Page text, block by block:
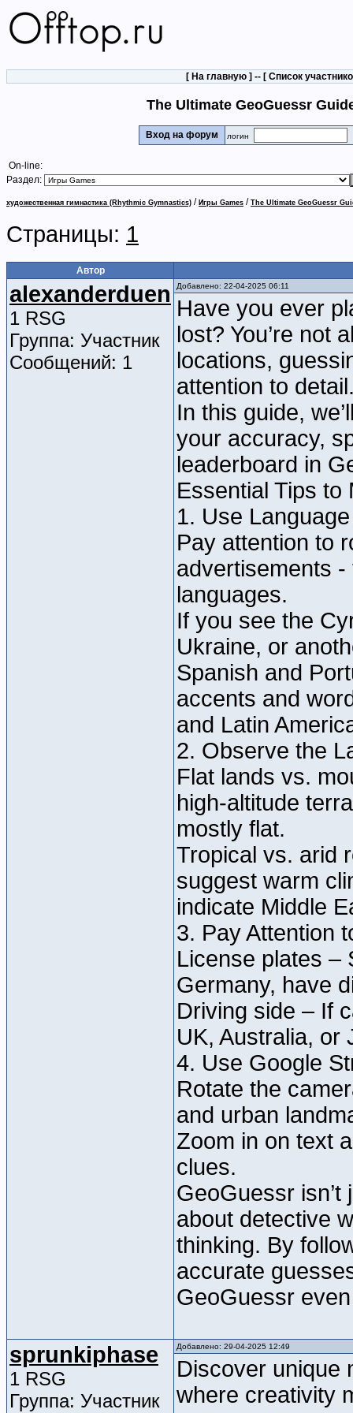
[ На главную ] -- [ Список
The Ultimate GeoGuessr
Вход на форум логин
On-line:
Раздел:
художественная гимнастика (Rhythmic Gymnastics) / Игры Games / The Ultimate GeoGuessr
Страницы: 1
Автор
alexanderduen
1 RSG
Группа: Участник
Сообщений: 1
Добавлено: 22-04-2025 06:11
Have you ever
lost? You’re not
locations,
attention to
In this guide,
your accuracy,
leaderboard in
Essential Tips
1. Use
Pay attention to
advertisements
languages.
If you see the
Ukraine, or
Spanish and
accents and
and Latin
2. Observe the
Flat lands vs.
high-altitude
mostly flat.
Tropical vs. arid
suggest warm
indicate Middle
3. Pay Attention
License plates –
Germany, have
Driving side – If
UK, Australia, or
4. Use Google
Rotate the
and urban
Zoom in on text
clues.
GeoGuessr
about detective
thinking. By
accurate
GeoGuessr
sprunkiphase
1 RSG
Группа: Участник
Добавлено: 29-04-2025 12:49
Discover unique
where creativity